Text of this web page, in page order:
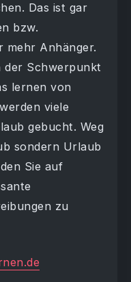
Das ist gar
bzw.
mehr Anhänger.
der Schwerpunkt
lernen von
viele
gebucht. Weg
sondern Urlaub
Sie auf
zu